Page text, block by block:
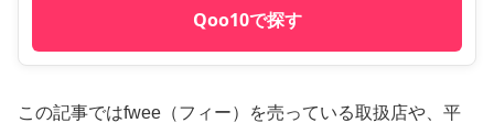
Qoo10で探す
この記事ではfwee（フィー）を売っている取扱店や、平